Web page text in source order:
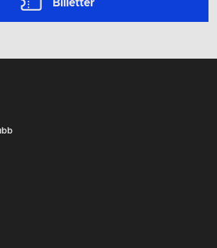
Billetter